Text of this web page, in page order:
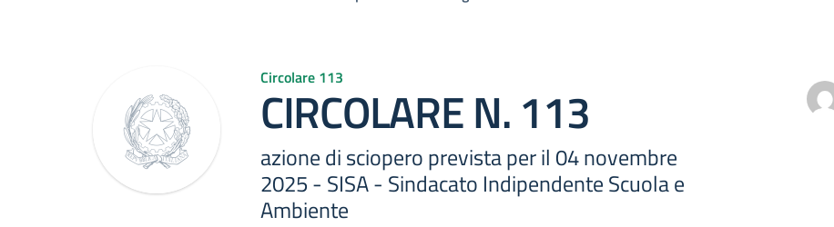
Circolare 113
CIRCOLARE N. 113
azione di sciopero prevista per il 04 novembre
2025 - SISA - Sindacato Indipendente Scuola e
Ambiente